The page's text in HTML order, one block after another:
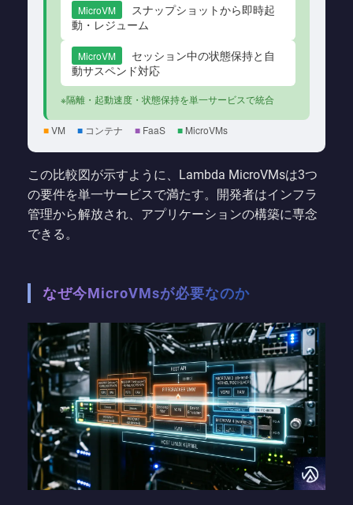
MicroVM
スナップショットから即時起
動・レジューム
MicroVM
セッション中の状態保持と自
動サスペンド対応
※隔離・起動速度・状態保持を単一サービスで統合
■VM ■ コンテナ ■ FaaS ■ MicroVMs
この比較図が示すように、Lambda MicroVMsは3つ
の要件を単一サービスで満たす。開発者はインフラ
管理から解放され、アプリケーションの構築に専念
できる。
なぜ今MicroVMsが必要なのか